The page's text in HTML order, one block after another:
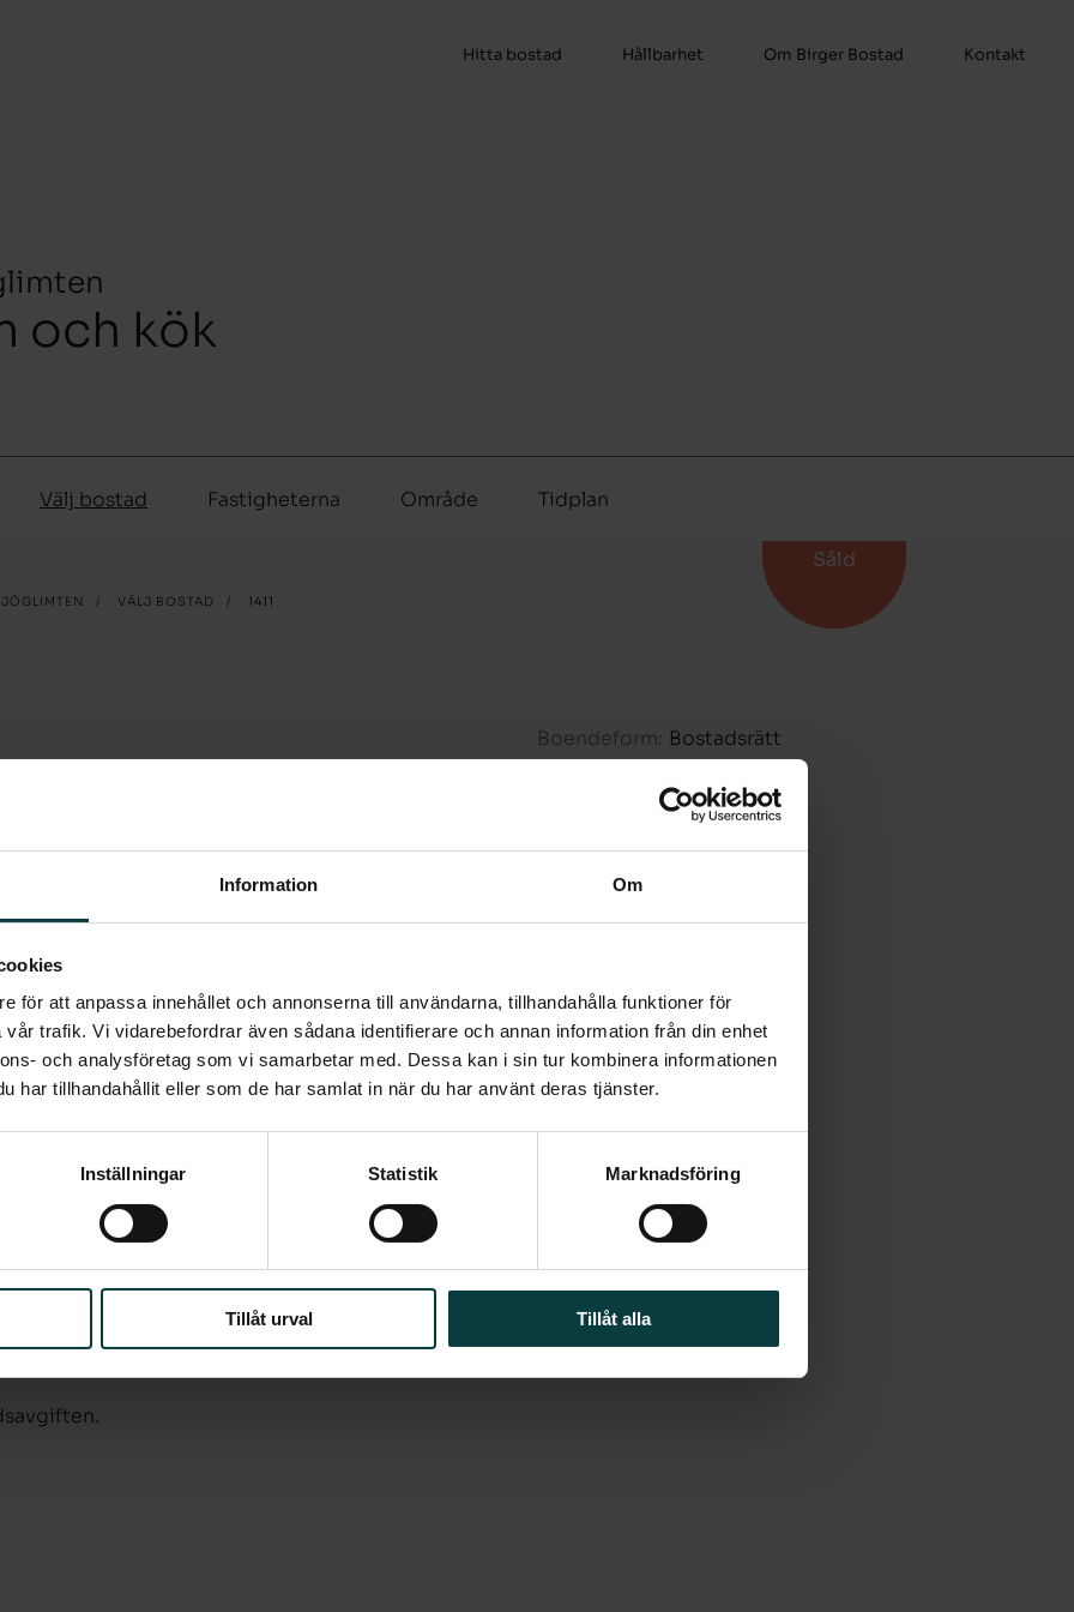
Information Om
för att anpassa innehållet och annonserna till användarna, tillhandahålla funktioner för
trafik. Vi vidarebefordrar även sådana identifierare och annan information från din enhet
och analysföretag som vi samarbetar med. Dessa kan i sin tur kombinera informationen
har tillhandahållit eller som de har samlat in när du har använt deras tjänster.
Inställningar Statistik Marknadsföring
Tillåt urval Tillåt alla
Kontakt
Om Birger Bostad
Hållbarhet
Hitta bostad
och kök
Välj bostad Fastigheterna Område Tidplan
/ VÄLJ BOSTAD / 1411
Såld
avhängning i form av en hatthylla
in i lägenheten som genomgående
kombinerad kyl/frys
har push-funktion på överskåpen
grå köksbänken i laminat sitter
med belysning, handfat,
klarglas. Bänkskiva i laminat samt två
torktumlaren.
väggar, fönsterbänkar i polerad
garderober, förråd och städskåp
Boendeform: Bostadsrätt
60 kvm
Våning: 4
-
Petra Garpefors
070-593 77 74
petra.garpefors­
@svenskfast.se